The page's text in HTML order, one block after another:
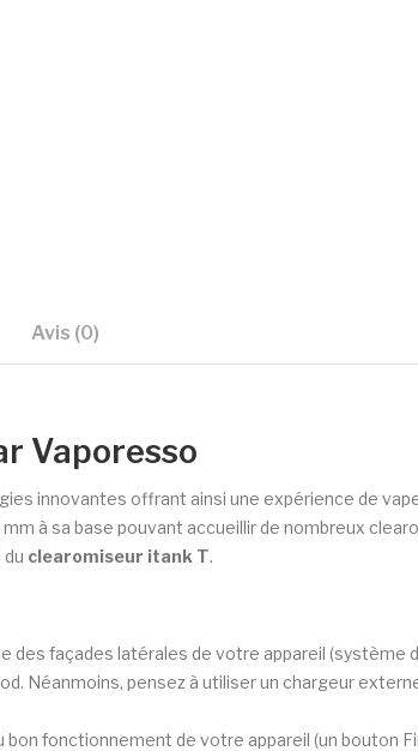
Avis (0)
Vaporesso
innovantes offrant ainsi une expérience de
à sa base pouvant accueillir de nombreux
clearomiseur itank T.
des façades latérales de votre appareil (système
Néanmoins, pensez à utiliser un chargeur
fonctionnement de votre appareil (un bouton